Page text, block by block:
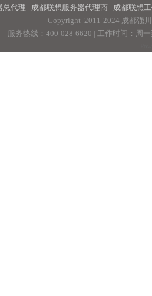
总代理 成都联想服务器代理商
成都联想
Copyright 2011-2024 成都强
服务热线：400-028-6620 | 工作时间：周